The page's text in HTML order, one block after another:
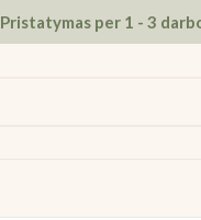
Pristatymas per 1 - 3